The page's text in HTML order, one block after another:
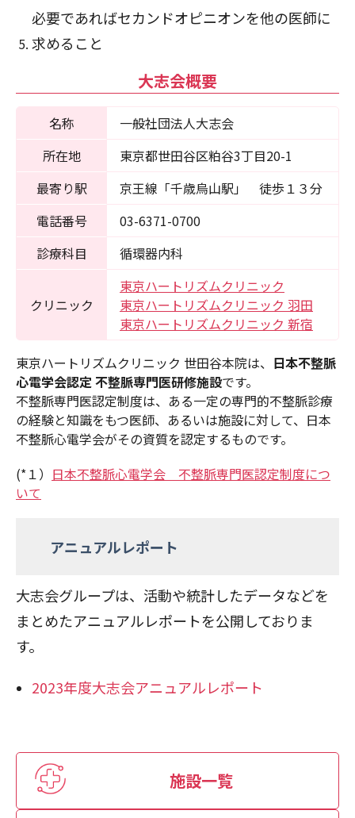
必要であればセカンドオピニオンを他の医師に
求めること
大志会概要
名称
一般社団法人大志会
所在地
東京都世⽥谷区粕谷3丁目20-1
最寄り駅
京王線「千歳烏山駅」 徒歩１３分
電話番号
03-6371-0700
診療科目
循環器内科
クリニック
東京ハートリズムクリニック
東京ハートリズムクリニック 羽田
東京ハートリズムクリニック 新宿
東京ハートリズムクリニック 世田谷本院は、 日本不整脈
心電学会認定 不整脈専門医研修施設です。
不整脈専門医認定制度は、ある一定の専門的不整脈診療
の経験と知識をもつ医師、あるいは施設に対して、日本
不整脈心電学会がその資質を認定するものです。
(*１） 日本不整脈心電学会 不整脈専門医認定制度につ
いて
アニュアルレポート
大志会グループは、活動や統計したデータなどを
まとめたアニュアルレポートを公開しておりま
す。
2023年度大志会アニュアルレポート
施設一覧